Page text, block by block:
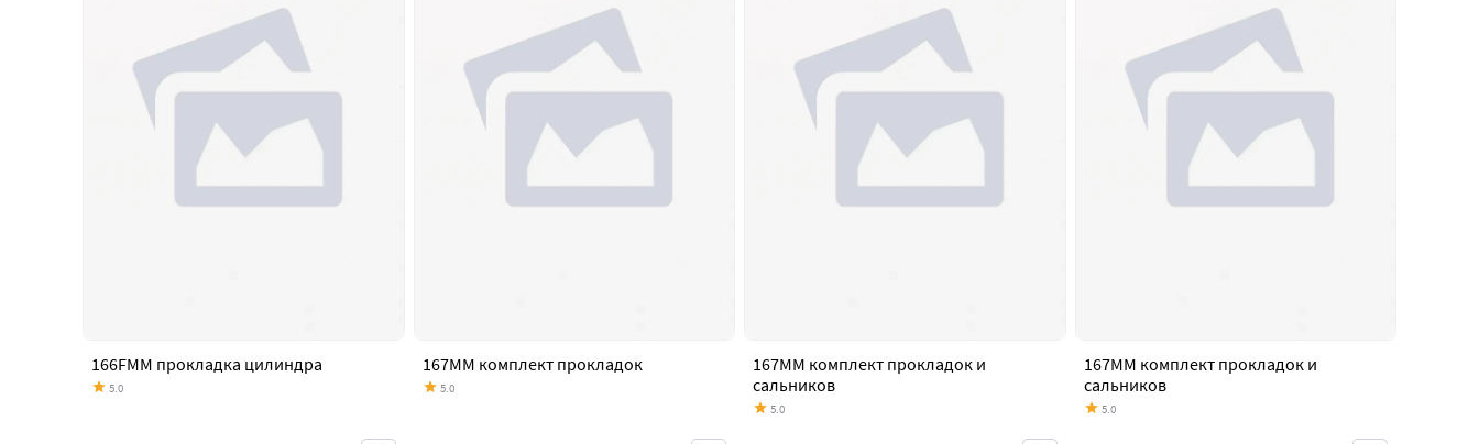
166FMM прокладка цилиндра
5.0
167MM комплект прокладок
5.0
167MM комплект прокладок и
сальников
5.0
167MM комплект прокладок и
сальников
5.0